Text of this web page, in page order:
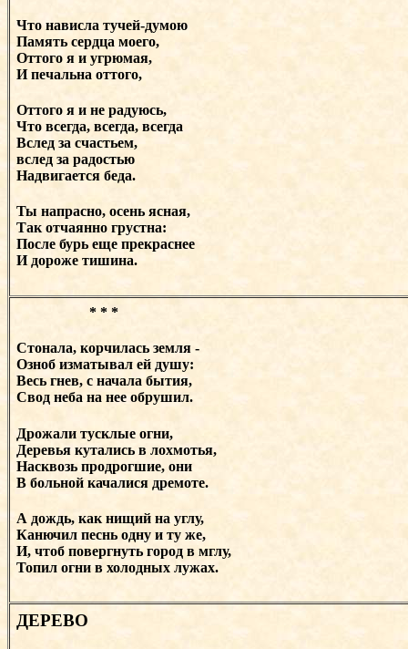
Что нависла тучей-думою
Память сердца моего,
Оттого я и угрюмая,
И печальна оттого,
Оттого я и не радуюсь,
Что всегда, всегда, всегда
Вслед за счастьем,
вслед за радостью
Надвигается беда.
Ты напрасно, осень ясная,
Так отчаянно грустна:
После бурь еще прекраснее
И дороже тишина.
* * *
Стонала, корчилась земля -
Озноб изматывал ей душу:
Весь гнев, с начала бытия,
Свод неба на нее обрушил.
Дрожали тусклые огни,
Деревья кутались в лохмотья,
Насквозь продрогшие, они
В больной качалися дремоте.
А дождь, как нищий на углу,
Канючил песнь одну и ту же,
И, чтоб повергнуть город в мглу,
Топил огни в холодных лужах.
ДЕРЕВО